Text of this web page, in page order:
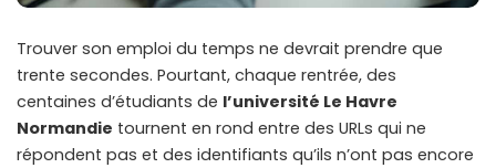
Trouver son emploi du temps ne devrait prendre que
trente secondes. Pourtant, chaque rentrée, des
centaines d’étudiants de l’université Le Havre
Normandie tournent en rond entre des URLs qui ne
répondent pas et des identifiants qu’ils n’ont pas encore